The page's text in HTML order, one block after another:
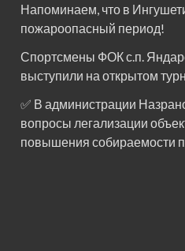
Напоминаем, что в
пожароопасный период!⁣⁣⠀
Спортсмены ФОК с.п.
выступили на открытом
✅ В администрации
вопросы легализации
повышения собираемости